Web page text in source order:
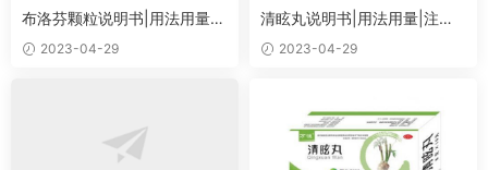
布洛芬颗粒说明书|用法用量|
注意事项
2023-04-29
清眩丸说明书|用法用量|注意
事项2023-04-29